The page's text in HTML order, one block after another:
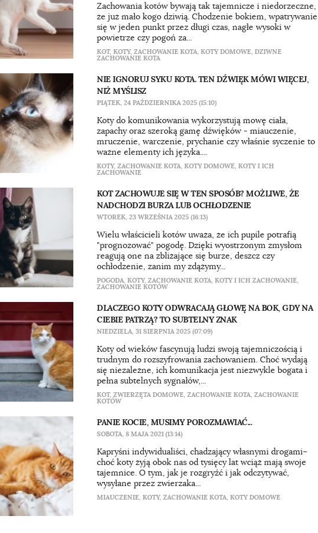
Zachowania kotów bywają tak tajemnicze i niedorzeczne,
że już mało kogo dziwią. Chodzenie bokiem, wpatrywanie
się w jeden punkt przez długi czas, nagłe wysoki w
powietrze czy pogoń za...
KOT, KOTY, ZACHOWANIE KOTA, KOTY DOMOWE, DZIWNE
ZACHOWANIE KOTA
NIE IGNORUJ SYKU KOTA. TEN DŹWIĘK MÓWI WIĘCEJ,
NIŻ MYŚLISZ
PIĄTEK, 24 PAŹDZIERNIKA 2025 (15:10)
Koty do komunikowania wykorzystują mowę ciała,
zapachy oraz szeroką gamę dźwięków - miauczenie,
mruczenie, warczenie, prychanie czy właśnie syczenie to
ważne elementy ich języka....
KOTY, ZACHOWANIE KOTA, KOTY DOMOWE, KOTY I ICH
ZACHOWANIE
KOT ZACHOWUJE SIĘ W TEN SPOSÓB? MOŻLIWE, ŻE
NADCHODZI BURZA LUB OCHŁODZENIE
WTOREK, 23 WRZEŚNIA 2025 (16:13)
Wielu właścicieli kotów uważa, że ich pupile potrafią
"prognozować" pogodę. Dzięki wyostrzonym zmysłom
reagują one na zbliżające się burze, deszcz czy
ochłodzenie, zanim my zdążymy...
POGODA, KOTY, ZACHOWANIE KOTA, KOTY I ICH ZACHOWANIE,
ZACHOWANIE KOTÓW
DLACZEGO KOTY ODWRACAJĄ GŁOWĘ NA BOK, GDY NA
CIEBIE PATRZĄ? TO SUBTELNY ZNAK
NIEDZIELA, 31 SIERPNIA 2025 (07:09)
Koty od wieków fascynują ludzi swoją tajemniczością i
trudnym do rozszyfrowania zachowaniem. Choć wydają
się niezależne, ich komunikacja jest niezwykle bogata i
pełna subtelnych sygnałów,...
KOT, ZWIERZĘTA DOMOWE, ZACHOWANIE KOTA, ZACHOWANIE
KOTÓW
PANIE KOCIE, MUSIMY POROZMAWIAĆ...
SOBOTA, 8 MAJA 2021 (13:14)
Kapryśni indywidualiści, chadzający własnymi drogami–
choć koty żyją obok nas od tysięcy lat wciąż mają swoje
tajemnice. O tym, jak je rozgryźć i jak odczytywać,
wysyłane przez zwierzaka...
MIAUCZENIE, KOTY, ZACHOWANIE KOTA, KOTY DOMOWE